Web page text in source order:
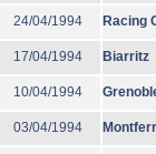
24/04/1994 Racing
17/04/1994 Biarritz
10/04/1994
03/04/1994